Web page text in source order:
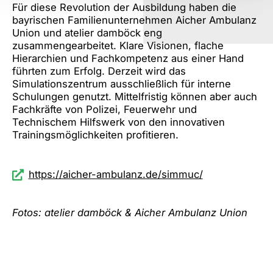
Für diese Revolution der Ausbildung haben die
bayrischen Familienunternehmen Aicher Ambulanz
Union und atelier damböck eng
zusammengearbeitet. Klare Visionen, flache
Hierarchien und Fachkompetenz aus einer Hand
führten zum Erfolg. Derzeit wird das
Simulationszentrum ausschließlich für interne
Schulungen genutzt. Mittelfristig können aber auch
Fachkräfte von Polizei, Feuerwehr und
Technischem Hilfswerk von den innovativen
Trainingsmöglichkeiten profitieren.
https://aicher-ambulanz.de/simmuc/
Fotos: atelier damböck & Aicher Ambulanz Union